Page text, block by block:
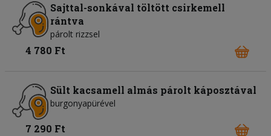
Sajttal-sonkával töltött csirkemell
rántva
párolt rizzsel
4 780 Ft
Sült kacsamell almás párolt káposztával
burgonyapürével
7 290 Ft